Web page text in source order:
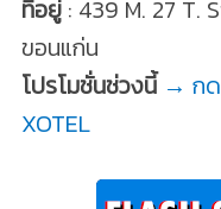
ที่อยู่: 439 M. 27 T.
ขอนแก่น
โปรโมชั่นช่วงนี้ → กด
XOTEL